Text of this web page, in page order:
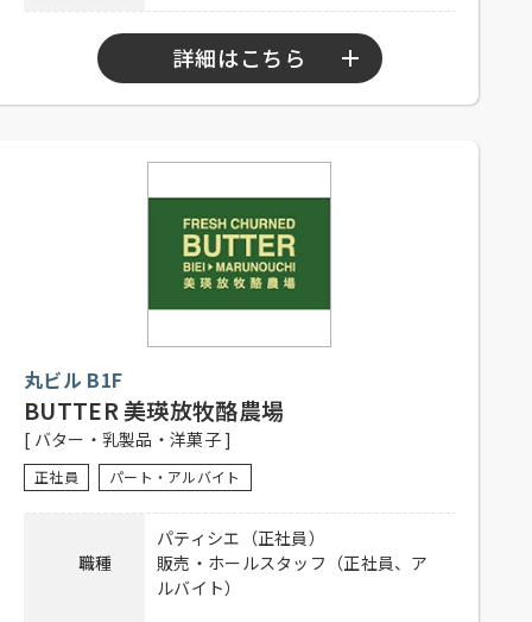
詳細はこちら
10：30～23：00
【正社員】
シフト制、月8日休み、経験者優遇、
未経験者可
シフト制、1日4時間以上、週1日以上
可、主婦歓迎、フリーター歓迎、経
験者優遇、未経験者可
【正社員】
服貸与、交通費全額支給
【アルバイト】
社員登用有り、社保完備、食事付
き、制服貸与、交通費全額支給
丸ビル B1F
BUTTER 美瑛放牧酪農場
[ バター・乳製品・洋菓子 ]
正社員 パート・アルバイト
職種
パティシエ（正社員）
販売・ホールスタッフ（正社員、ア
ルバイト）